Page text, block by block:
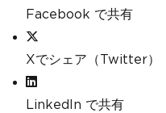
Facebook で共有
Xでシェア（Twitter）
LinkedIn で共有